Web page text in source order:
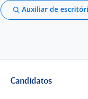
Auxiliar de
Candidatos